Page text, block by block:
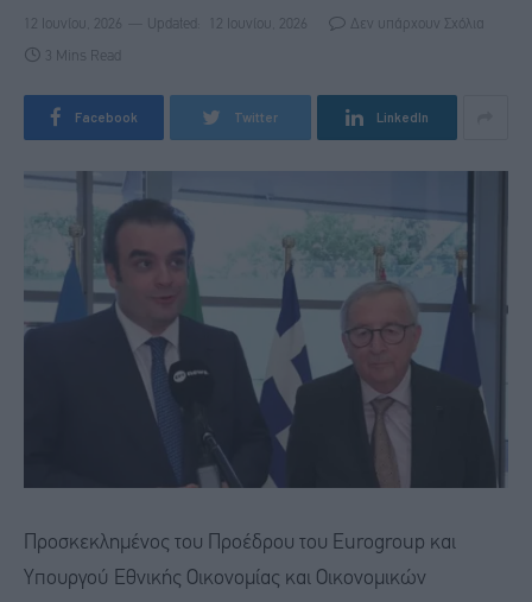
12 Ιουνίου, 2026 Updated: 12 Ιουνίου, 2026 Δεν υπάρχουν Σχόλια
3 Mins Read
Facebook Twitter LinkedIn
Προσκεκλημένος του Προέδρου του Eurogroup και
Υπουργού Εθνικής Οικονομίας και Οικονομικών